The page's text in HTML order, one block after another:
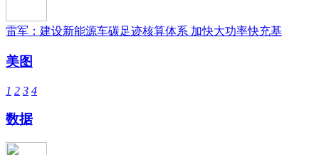
雷军：建设新能源车碳足迹核算体系 加快大功率快充基
美图
1 2 3 4
数据